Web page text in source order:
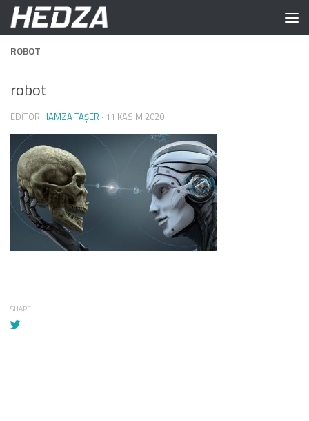
Skip to content
ROBOT
robot
EDITÖR HAMZA TAŞER · 11 KASIM 2020
SHARE